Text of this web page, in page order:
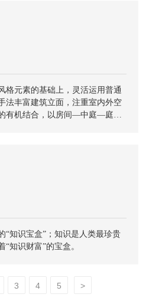
格元素的基础上，灵活运用普通
法丰富建筑立面，注重室内外空
有机结合，以房间—中庭—庭院
“知识宝盒”；知识是人类最珍贵
知识财富”的宝盒。
3 4 5 >